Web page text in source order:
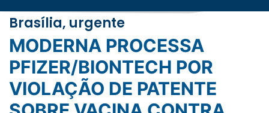
Brasília, urgente
MODERNA PROCESSA
PFIZER/BIONTECH POR
VIOLAÇÃO DE PATENTE